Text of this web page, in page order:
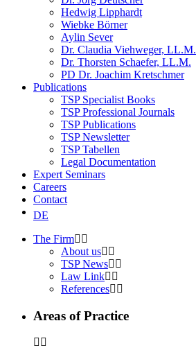
Hedwig Lipphardt
Wiebke Börner
Aylin Sever
Dr. Claudia Viehweger, LL.M.
Dr. Thorsten Schaefer, LL.M.
PD Dr. Joachim Kretschmer
Publications
TSP Specialist Books
TSP Professional Journals
TSP Publications
TSP Newsletter
TSP Tabellen
Legal Documentation
Expert Seminars
Careers
Contact
DE
The Firm
About us
TSP News
Law Link
References
Areas of Practice